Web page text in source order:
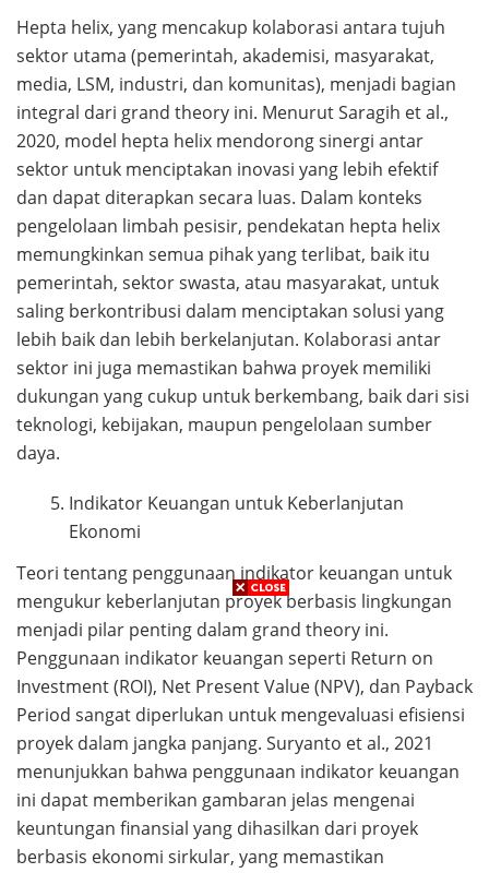
Hepta helix, yang mencakup kolaborasi antara tujuh
sektor utama (pemerintah, akademisi, masyarakat,
media, LSM, industri, dan komunitas), menjadi bagian
integral dari grand theory ini. Menurut Saragih et al.,
2020, model hepta helix mendorong sinergi antar
sektor untuk menciptakan inovasi yang lebih efektif
dan dapat diterapkan secara luas. Dalam konteks
pengelolaan limbah pesisir, pendekatan hepta helix
memungkinkan semua pihak yang terlibat, baik itu
pemerintah, sektor swasta, atau masyarakat, untuk
saling berkontribusi dalam menciptakan solusi yang
lebih baik dan lebih berkelanjutan. Kolaborasi antar
sektor ini juga memastikan bahwa proyek memiliki
dukungan yang cukup untuk berkembang, baik dari sisi
teknologi, kebijakan, maupun pengelolaan sumber
daya.
Indikator Keuangan untuk Keberlanjutan
Ekonomi
Teori tentang penggunaan indikator keuangan untuk
mengukur keberlanjutan proyek berbasis lingkungan
menjadi pilar penting dalam grand theory ini.
Penggunaan indikator keuangan seperti Return on
Investment (ROI), Net Present Value (NPV), dan Payback
Period sangat diperlukan untuk mengevaluasi efisiensi
proyek dalam jangka panjang. Suryanto et al., 2021
menunjukkan bahwa penggunaan indikator keuangan
ini dapat memberikan gambaran jelas mengenai
keuntungan finansial yang dihasilkan dari proyek
berbasis ekonomi sirkular, yang memastikan